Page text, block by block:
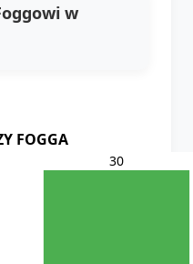
w
FOGGA
30